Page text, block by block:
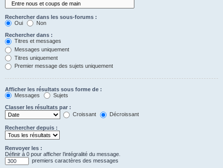
Rechercher dans les sous-forums :
Oui
Non
Rechercher dans :
Titres et messages
Messages uniquement
Titres uniquement
Premier message des sujets uniquement
Afficher les résultats sous forme de :
Messages
Sujets
Classer les résultats par :
Croissant
Décroissant
Rechercher depuis :
Renvoyer les :
Définir à 0 pour afficher l’intégralité du message.
premiers caractères des messages